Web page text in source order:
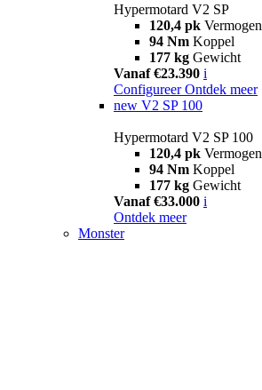
Hypermotard V2 SP
120,4 pk Vermogen
94 Nm Koppel
177 kg Gewicht
Vanaf €23.390 i
Configureer Ontdek meer
new V2 SP 100
Hypermotard V2 SP 100
120,4 pk Vermogen
94 Nm Koppel
177 kg Gewicht
Vanaf €33.000 i
Ontdek meer
Monster